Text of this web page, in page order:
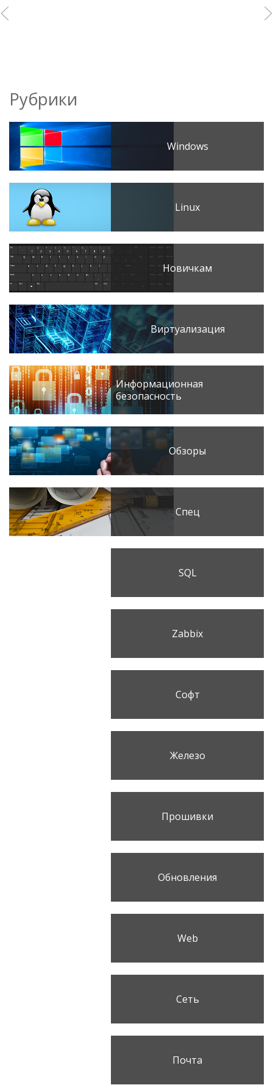
Рубрики
Windows
Linux
Новичкам
Виртуализация
Информационная
безопасность
Обзоры
Спец
SQL
Zabbix
Софт
Железо
Прошивки
Обновления
Web
Сеть
Почта